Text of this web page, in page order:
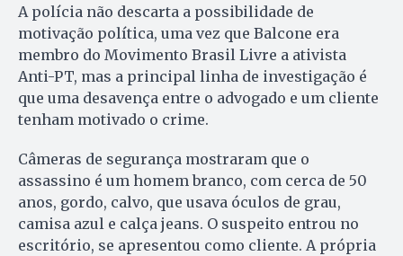
A polícia não descarta a possibilidade de
motivação política, uma vez que Balcone era
membro do Movimento Brasil Livre a ativista
Anti-PT, mas a principal linha de investigação é
que uma desavença entre o advogado e um cliente
tenham motivado o crime.
Câmeras de segurança mostraram que o
assassino é um homem branco, com cerca de 50
anos, gordo, calvo, que usava óculos de grau,
camisa azul e calça jeans. O suspeito entrou no
escritório, se apresentou como cliente. A própria